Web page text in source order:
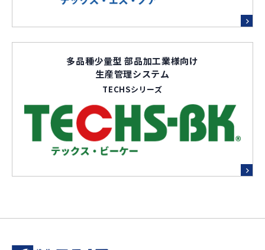
多品種少量型 部品加工業様向け
生産管理システム
TECHSシリーズ